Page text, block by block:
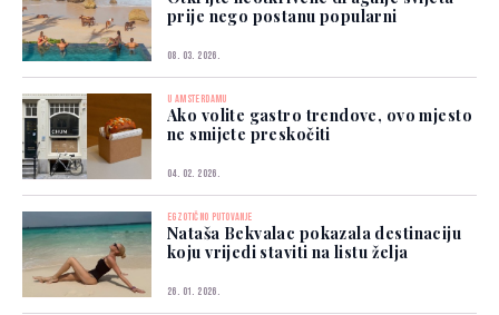
prije nego postanu popularni
08. 03. 2026.
U AMSTERDAMU
Ako volite gastro trendove, ovo mjesto
ne smijete preskočiti
04. 02. 2026.
EGZOTIČNO PUTOVANJE
Nataša Bekvalac pokazala destinaciju
koju vrijedi staviti na listu želja
26. 01. 2026.